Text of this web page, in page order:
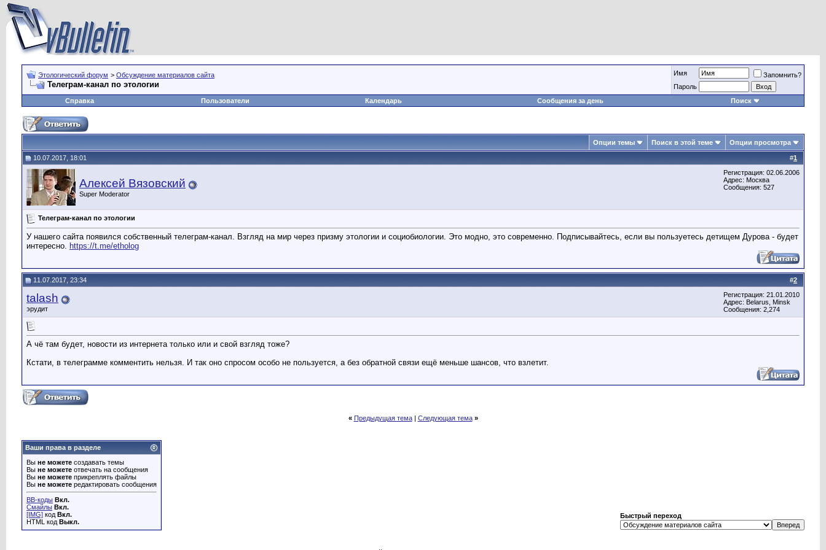
Этологический форум > Обсуждение материалов сайта
Телеграм-канал по этологии
Имя
Запомнить?
Пароль
Справка
Пользователи Календарь Сообщения за день Поиск
Опции темы Поиск в этой теме Опции просмотра
#1
10.07.2017, 18:01
Алексей Вязовский
Super Moderator
Регистрация: 02.06.2006
Адрес: Москва
Сообщения: 527
Телеграм-канал по этологии
У нашего сайта появился собственный телеграм-канал. Взгляд на мир через призму этологии и социобиологии. Это модно, это современно. Подписывайтесь, если вы пользуетесь детищем Дурова - будет
интересно. https://t.me/etholog
#2
11.07.2017, 23:34
talash
эрудит
Регистрация: 21.01.2010
Адрес: Belarus, Minsk
Сообщения: 2,274
А чё там будет, новости из интернета только или и свой взгляд тоже?
Кстати, в телеграмме комментить нельзя. И так оно спросом особо не пользуется, а без обратной связи ещё меньше шансов, что взлетит.
« Предыдущая тема| Следующая тема »
Ваши права в разделе
Вы не можете создавать темы
Вы не можете отвечать на сообщения
Вы не можете прикреплять файлы
Вы не можете редактировать сообщения
BB-коды Вкл.
Смайлы Вкл.
[IMG] код Вкл.
HTML код Выкл.
Быстрый переход